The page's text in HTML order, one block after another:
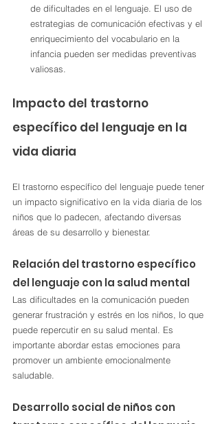
de dificultades en el lenguaje. El uso de
estrategias de comunicación efectivas y el
enriquecimiento del vocabulario en la
infancia pueden ser medidas preventivas
valiosas.
Impacto del trastorno
específico del lenguaje en la
vida diaria
El trastorno específico del lenguaje puede tener
un impacto significativo en la vida diaria de los
niños que lo padecen, afectando diversas
áreas de su desarrollo y bienestar.
Relación del trastorno específico
del lenguaje con la salud mental
Las dificultades en la comunicación pueden
generar frustración y estrés en los niños, lo que
puede repercutir en su salud mental. Es
importante abordar estas emociones para
promover un ambiente emocionalmente
saludable.
Desarrollo social de niños con